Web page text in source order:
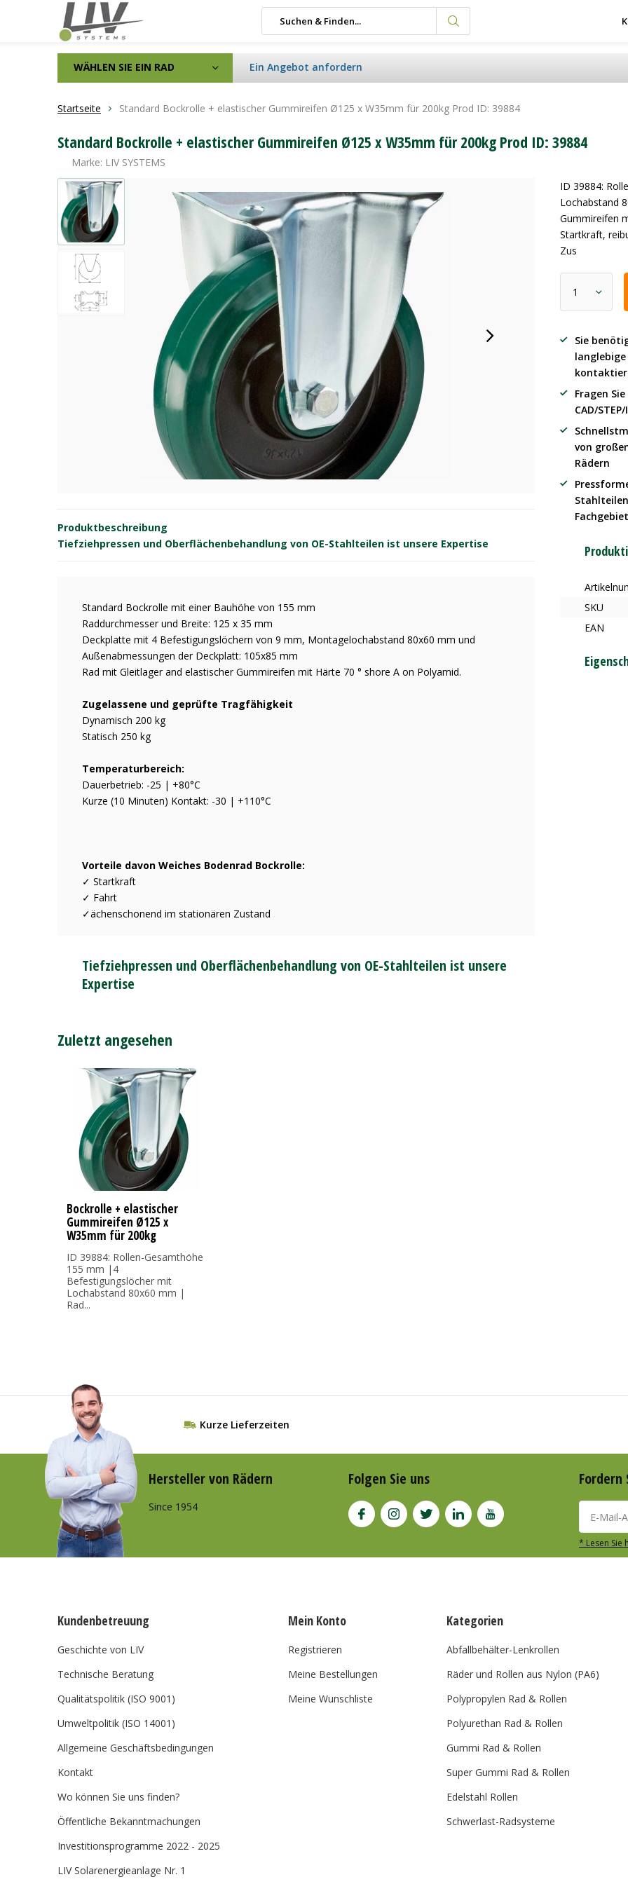
WÄHLEN SIE EIN RAD Ein Angebot anfordern
Startseite Standard Bockrolle + elastischer Gummireifen Ø125 x W35mm für 200kg Prod ID: 39884
Standard Bockrolle + elastischer Gummireifen Ø125 x W35mm für 200kg Prod ID: 39884
Marke: LIV SYSTEMS
Produktbeschreibung
Tiefziehpressen und Oberflächenbehandlung von OE-Stahlteilen ist unsere Expertise
Standard Bockrolle mit einer Bauhöhe von 155 mm
Raddurchmesser und Breite: 125 x 35 mm
Deckplatte mit 4 Befestigungslöchern von 9 mm, Montagelochabstand 80x60 mm und
Außenabmessungen der Deckplatt: 105x85 mm
Rad mit Gleitlager and elastischer Gummireifen mit Härte 70 ° shore A on Polyamid.
Zugelassene und geprüfte Tragfähigkeit
Dynamisch 200 kg
Statisch 250 kg
Temperaturbereich:
Dauerbetrieb: -25 | +80°C
Kurze (10 Minuten) Kontakt: -30 | +110°C
Vorteile davon Weiches Bodenrad Bockrolle:
✓ Startkraft
✓ Fahrt
✓ächenschonend im stationären Zustand
Tiefziehpressen und Oberflächenbehandlung von OE-Stahlteilen ist unsere
Expertise
ID 39884:
Lochabstand
Gummireifen
Startkraft,
Zus
Sie
langlebige
Fragen
CAD/
von
Rädern
Fachgebiet
SKU
EAN
Zuletzt angesehen
Bockrolle + elastischer
Gummireifen Ø125 x
W35mm für 200kg
ID 39884: Rollen-Gesamthöhe
155 mm |4
Befestigungslöcher mit
Lochabstand 80x60 mm |
Rad...
Kurze Lieferzeiten
Hersteller von Rädern
Since 1954
Folgen Sie uns Fordern
* Lesen Sie
Kundenbetreuung
Geschichte von LIV
Technische Beratung
Qualitätspolitik (ISO 9001)
Umweltpolitik (ISO 14001)
Allgemeine Geschäftsbedingungen
Kontakt
Wo können Sie uns finden?
Öffentliche Bekanntmachungen
Investitionsprogramme 2022 - 2025
LIV Solarenergieanlage Nr. 1
Mein Konto
Registrieren
Meine Bestellungen
Meine Wunschliste
Kategorien
Abfallbehälter-Lenkrollen
Räder und Rollen aus Nylon (PA6)
Polypropylen Rad & Rollen
Polyurethan Rad & Rollen
Gummi Rad & Rollen
Super Gummi Rad & Rollen
Edelstahl Rollen
Schwerlast-Radsysteme